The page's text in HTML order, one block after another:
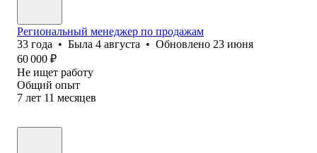
Региональный менеджер по продажам
33 года • Была 4 августа • Обновлено 23 июня
60 000 ₽
Не ищет работу
Общий опыт
7 лет 11 месяцев